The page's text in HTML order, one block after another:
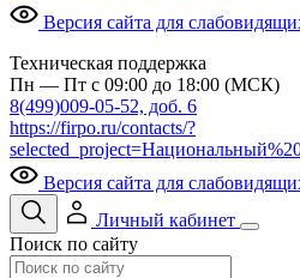
Версия сайта для
Техническая поддержка
Пн — Пт с 09:00 до 18:00 (МСК)
8(499)009-05-52, доб. 6
https://firpo.ru/contacts/?
Версия сайта для
Личный кабинет
Поиск по сайту